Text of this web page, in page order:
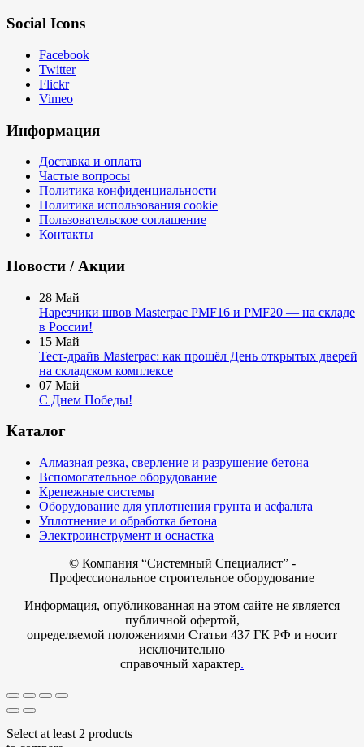
Social Icons
Facebook
Twitter
Flickr
Vimeo
Информация
Доставка и оплата
Частые вопросы
Политика конфиденциальности
Политика использования cookie
Пользовательское соглашение
Контакты
Новости / Акции
28 Май
Нарезчики швов Masterpac PMF16 и PMF20 — на складе
в России!
15 Май
Тест-драйв Masterpac: как прошёл День открытых дверей
на складском комплексе
07 Май
С Днем Победы!
Каталог
Алмазная резка, сверление и разрушение бетона
Вспомогательное оборудование
Крепежные системы
Оборудование для уплотнения грунта и асфальта
Уплотнение и обработка бетона
Электроинструмент и оснастка
© Компания “Системный Специалист” -
Профессиональное строительное оборудование
Информация, опубликованная на этом сайте не является
публичной офертой,
определяемой положениями Статьи 437 ГК РФ и носит
исключительно
справочный характер.
Select at least 2 products